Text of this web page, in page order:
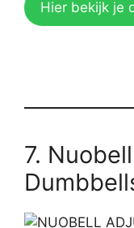
Hier bekijk je
7.